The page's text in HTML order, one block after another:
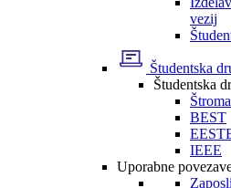
vezij
Študentska
Študentska
BEST
IEEE
Uporabne